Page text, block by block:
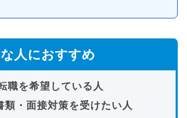
人におすすめ
職を希望している人
類・面接対策を受けたい人